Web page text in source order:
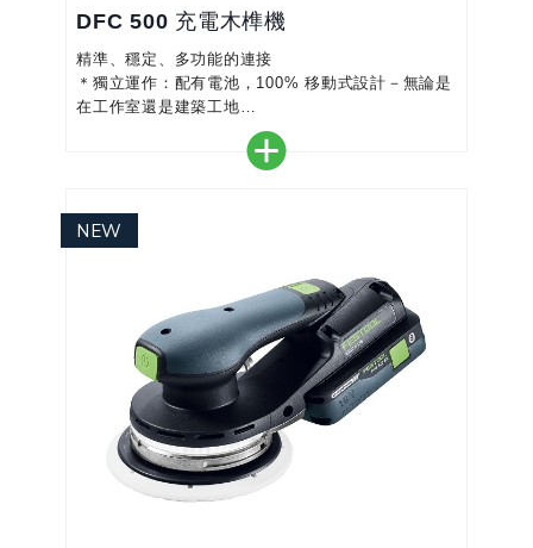
DFC 500 充電木榫機
精準、穩定、多功能的連接
＊獨立運作：配有電池，100% 移動式設計－無論是
在工作室還是建築工地
＊符合人體工學：符合人體工學的手把設計，讓您長
時間工作也不會感到疲倦
＊快速簡單：整合式止動銷，方便重複定位銷釘
＊穩定：DOMINO 榫頭的特殊形狀，連接極度穩定
＊用途廣泛：DOMINO 榫釘有4 x 20mm到10 x